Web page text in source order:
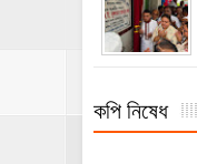
কপি নিষেধ